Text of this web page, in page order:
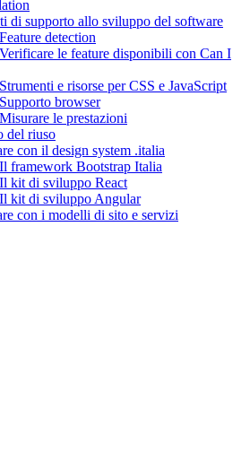
di supporto allo sviluppo del software
detection
le feature disponibili con Can I
e risorse per CSS e JavaScript
browser
le prestazioni
del riuso
con il design system .italia
framework Bootstrap Italia
kit di sviluppo React
kit di sviluppo Angular
con i modelli di sito e servizi